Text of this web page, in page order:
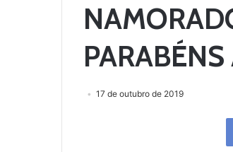
17 de outubro de 2019